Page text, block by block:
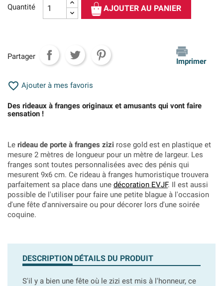
Quantité AJOUTER AU PANIER
Partager
Imprimer
 Ajouter à mes favoris
Des rideaux à franges originaux et amusants qui vont faire
sensation !
Le rideau de porte à franges zizi rose gold est en plastique et
mesure 2 mètres de longueur pour un mètre de largeur. Les
franges sont toutes personnalisées avec des pénis qui
mesurent 9x6 cm. Ce rideau à franges humoristique trouvera
parfaitement sa place dans une décoration EVJF. Il est aussi
possible de l'utiliser pour faire une petite blague à l'occasion
d'une fête d'anniversaire ou pour décorer lors d'une soirée
coquine.
DESCRIPTION DÉTAILS DU PRODUIT
S'il y a bien une fête où le zizi est mis à l'honneur, ce